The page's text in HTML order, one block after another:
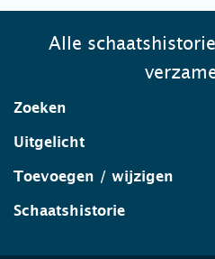
Alle
Zoeken
Uitgelicht
Toevoegen / wijzigen
Schaatshistorie